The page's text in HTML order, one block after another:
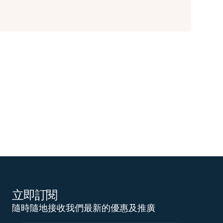
立即訂閱
隨時隨地接收我們最新的優惠及推廣